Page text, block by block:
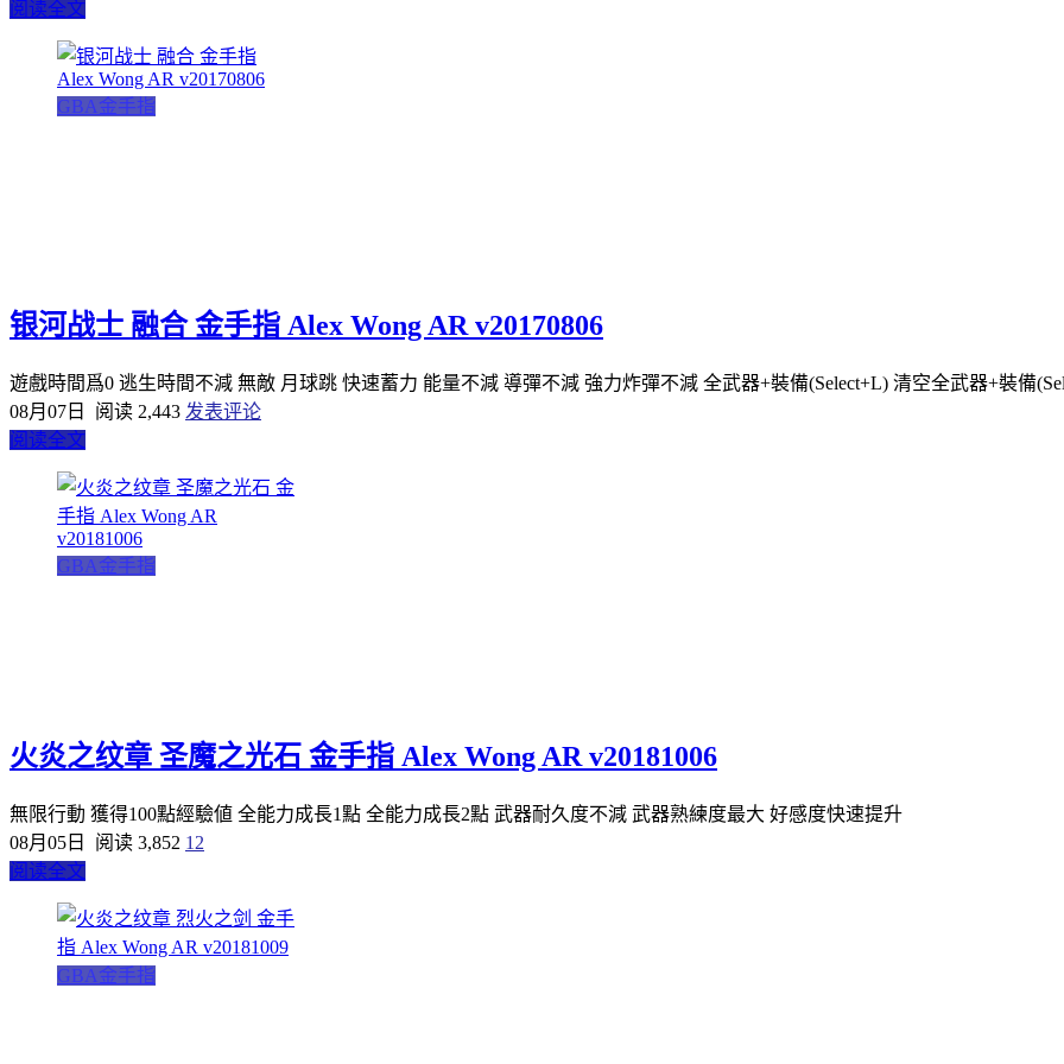
阅读全文
GBA金手指
银河战士 融合 金手指 Alex Wong AR v20170806
遊戲時間爲0 逃生時間不減 無敵 月球跳 快速蓄力 能量不減 導彈不減 強力炸彈不減 全武器+裝備(Select+L) 清空全武器+裝備
08月07日
阅读 2,443 发表评论
阅读全文
GBA金手指
火炎之纹章 圣魔之光石 金手指 Alex Wong AR v20181006
無限行動 獲得100點經驗値 全能力成長1點 全能力成長2點 武器耐久度不減 武器熟練度最大 好感度快速提升
08月05日
阅读 3,852 12
阅读全文
GBA金手指